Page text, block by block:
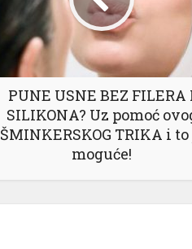
PUNE USNE BEZ FILERA
SILIKONA? Uz pomoć
ŠMINKERSKOG TRIKA i to
moguće!